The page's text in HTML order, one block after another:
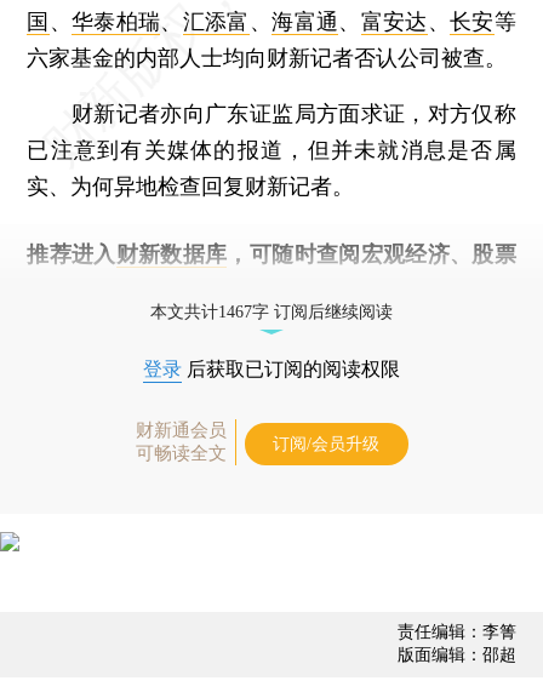
国 、华泰柏瑞、 汇添富 、海富通、 富安达、 长安等
六家基金的内部人士均向财新记者否认公司被查。
财新记者亦向广东证监局方面求证，对方仅称
已注意到有关媒体的报道，但并未就消息是否属
实、为何异地检查回复财新记者。
推荐进入 财新数据库 ，可随时查阅宏观经济、股票
本文共计1467字 订阅后继续阅读
登录 后获取已订阅的阅读权限
财新通会员
可畅读全文
订阅/会员升级
责任编辑：李箐
版面编辑：邵超